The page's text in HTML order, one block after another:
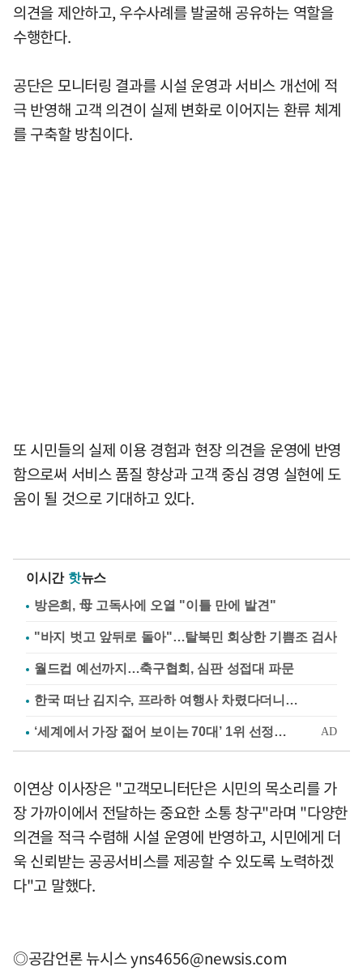
의견을 제안하고, 우수사례를 발굴해 공유하는 역할을
수행한다.
공단은 모니터링 결과를 시설 운영과 서비스 개선에 적
극 반영해 고객 의견이 실제 변화로 이어지는 환류 체계
를 구축할 방침이다.
또 시민들의 실제 이용 경험과 현장 의견을 운영에 반영
함으로써 서비스 품질 향상과 고객 중심 경영 실현에 도
움이 될 것으로 기대하고 있다.
이시간 핫뉴스
방은희, 母 고독사에 오열 "이틀 만에 발견"
"바지 벗고 앞뒤로 돌아"…탈북민 회상한 기쁨조 검사
월드컵 예선까지…축구협회, 심판 성접대 파문
한국 떠난 김지수, 프라하 여행사 차렸다더니…
이연상 이사장은 "고객모니터단은 시민의 목소리를 가
장 가까이에서 전달하는 중요한 소통 창구"라며 "다양한
의견을 적극 수렴해 시설 운영에 반영하고, 시민에게 더
욱 신뢰받는 공공서비스를 제공할 수 있도록 노력하겠
다"고 말했다.
◎공감언론 뉴시스yns4656@newsis.com